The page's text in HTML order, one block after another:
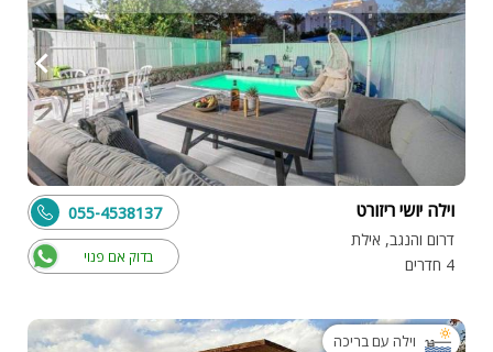
וילה יושי ריזורט
דרום והנגב, אילת
4 חדרים
בדוק אם פנוי
055-4538137
וילה עם בריכה